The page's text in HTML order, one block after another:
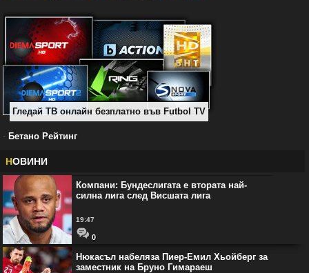
Гледай ТВ онлайн безплатно във Futbol TV
- Бетано Рейтинг
НОВИНИ
Компани: Бундеслигата е втората най-
силна лига след Висшата лига
19:47
0
Нюкасъл набеляза Пиер-Емил Хьойберг за
заместник на Бруно Гимараеш